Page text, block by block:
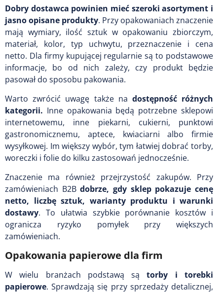
Dobry dostawca powinien mieć szeroki asortyment i
jasno opisane produkty. Przy opakowaniach znaczenie
mają wymiary, ilość sztuk w opakowaniu zbiorczym,
materiał, kolor, typ uchwytu, przeznaczenie i cena
netto. Dla firmy kupującej regularnie są to podstawowe
informacje, bo od nich zależy, czy produkt będzie
pasował do sposobu pakowania.
Warto zwrócić uwagę także na dostępność różnych
kategorii. Inne opakowania będą potrzebne sklepowi
internetowemu, inne piekarni, cukierni, punktowi
gastronomicznemu, aptece, kwiaciarni albo firmie
wysyłkowej. Im większy wybór, tym łatwiej dobrać torby,
woreczki i folie do kilku zastosowań jednocześnie.
Znaczenie ma również przejrzystość zakupów. Przy
zamówieniach B2Bdobrze, gdy sklep pokazuje cenę
netto, liczbę sztuk, warianty produktu i warunki
dostawy. To ułatwia szybkie porównanie kosztów i
ogranicza ryzyko pomyłek przy większych
zamówieniach.
Opakowania papierowe dla firm
W wielu branżach podstawą sątorby i torebki
papierowe. Sprawdzają się przy sprzedaży detalicznej,